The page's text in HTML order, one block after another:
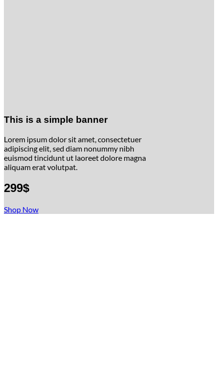
This is a simple banner
Lorem ipsum dolor sit amet, consectetuer
adipiscing elit, sed diam nonummy nibh
euismod tincidunt ut laoreet dolore magna
aliquam erat volutpat.
299$
Shop Now